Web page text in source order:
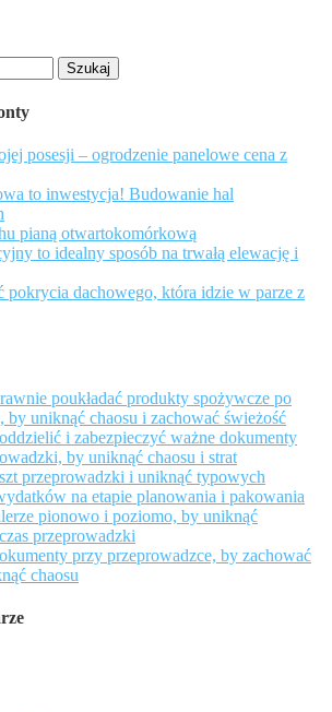
posesji – ogrodzenie panelowe cena z
to inwestycja! Budowanie hal
pianą otwartokomórkową
to idealny sposób na trwałą elewację i
pokrycia dachowego, która idzie w parze z
poukładać produkty spożywcze po
by uniknąć chaosu i zachować świeżość
i zabezpieczyć ważne dokumenty
by uniknąć chaosu i strat
przeprowadzki i uniknąć typowych
na etapie planowania i pakowania
pionowo i poziomo, by uniknąć
przeprowadzki
przy przeprowadzce, by zachować
chaosu